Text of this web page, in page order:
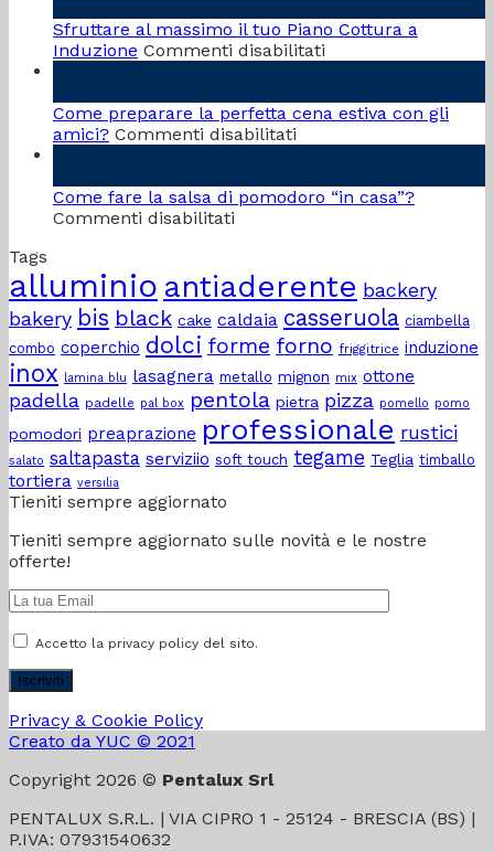
estivi
davvero
italy
Sfruttare al massimo il tuo Piano Cottura a
Induzione Commenti disabilitati
massimo
Cottura
Come preparare la perfetta cena estiva con gli
amici? Commenti disabilitati
la
con
gli
amici?
Come fare la salsa di pomodoro “in casa”?
Commenti disabilitati
la
salsa
di
pomodoro
casa”?
Tags
alluminio antiaderente backery
bakery bis black cake caldaia casseruola ciambella
combo coperchio dolci forme forno friggitrice induzione
inox lamina blu lasagnera metallo mignon mix ottone
padella padelle pal box pentola pietra pizza pomello pomo
pomodori preaprazione professionale rustici
salato saltapasta serviziio soft touch tegame Teglia timballo
tortiera versilia
Tieniti sempre aggiornato
Tieniti sempre aggiornato sulle novità e le nostre
offerte!
Accetto la privacy policy del sito.
Privacy & Cookie Policy
Creato da YUC © 2021
Copyright 2026 © Pentalux Srl
PENTALUX S.R.L. | VIA CIPRO 1 - 25124 - BRESCIA (BS) |
P.IVA: 07931540632